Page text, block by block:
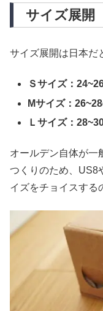
サイズ展開
サイズ展開は日本だ
Ｓサイズ：
Mサイズ：
Ｌサイズ：
オールデン自体が一
つくりのため、US8
イズをチョイスする